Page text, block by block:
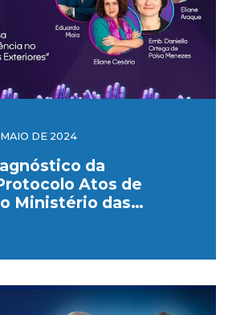
DE 2024
da
Atos de
Ministério das